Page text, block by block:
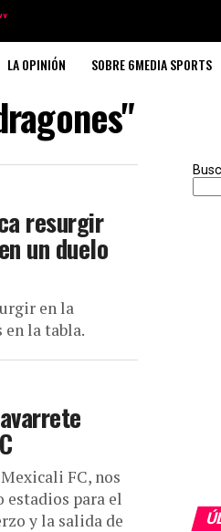
LA OPINIÓN SOBRE 6MEDIA SPORTS
resurgir
un duelo
en la
la tabla.
FC, nos
estadios para el
y la salida de